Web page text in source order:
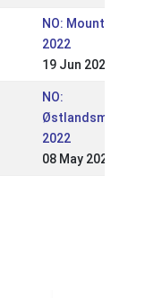
NO: Mountain
2022
19 Jun 2022
NO:
2022
08 May 2022